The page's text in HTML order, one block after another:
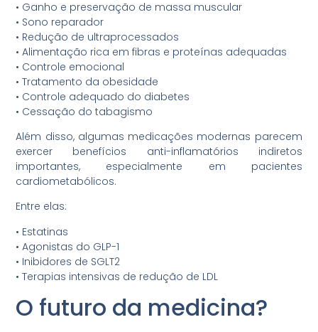
•⁠ ⁠Ganho e preservação de massa muscular
•⁠ ⁠Sono reparador
•⁠ ⁠Redução de ultraprocessados
•⁠ ⁠Alimentação rica em fibras e proteínas adequadas
•⁠ ⁠Controle emocional
•⁠ ⁠Tratamento da obesidade
•⁠ ⁠Controle adequado do diabetes
•⁠ ⁠Cessação do tabagismo
Além disso, algumas medicações modernas parecem
exercer benefícios anti-inflamatórios indiretos
importantes, especialmente em pacientes
cardiometabólicos.
Entre elas:
•⁠ ⁠Estatinas
•⁠ ⁠Agonistas do GLP-1
•⁠ ⁠Inibidores de SGLT2
•⁠ ⁠Terapias intensivas de redução de LDL
O futuro da medicina?